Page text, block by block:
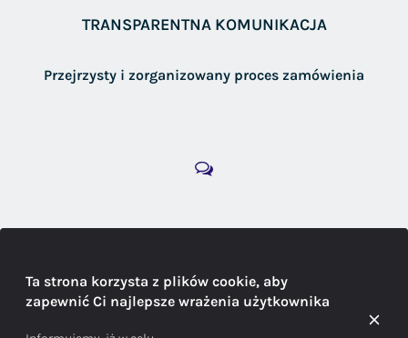
TRANSPARENTNA KOMUNIKACJA
Przejrzysty i zorganizowany proces zamówienia
Doradzamy na każdym etapie zakupu
Ta strona korzysta z plików cookie, aby
zapewnić Ci najlepsze wrażenia użytkownika